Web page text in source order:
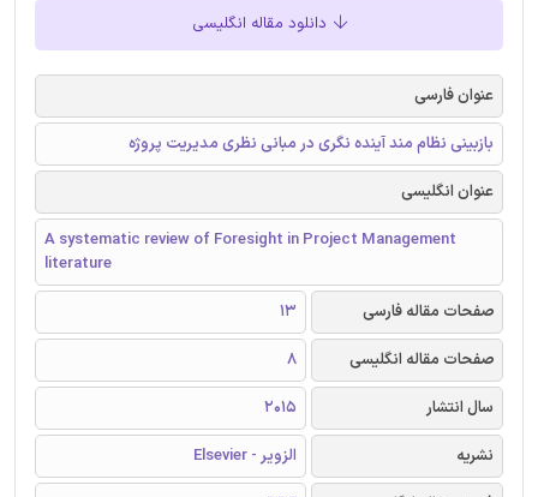
دانلود مقاله انگلیسی
عنوان فارسی
بازبینی نظام مند آینده نگری در مبانی نظری مدیریت پروژه
عنوان انگلیسی
A systematic review of Foresight in Project Management
literature
صفحات مقاله فارسی
13
صفحات مقاله انگلیسی
8
سال انتشار
2015
نشریه
الزویر - Elsevier